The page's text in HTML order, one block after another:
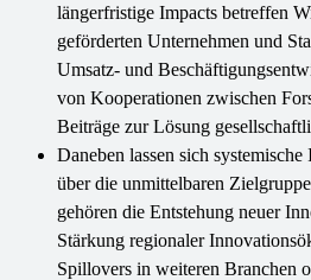
längerfristige Impacts betreffen
geförderten Unternehmen und
Umsatz- und
von Kooperationen zwischen
Beiträge zur Lösung
Daneben lassen sich
über die unmittelbaren
gehören die Entstehung neuer
Stärkung regionaler
Spillovers in weiteren Branchen